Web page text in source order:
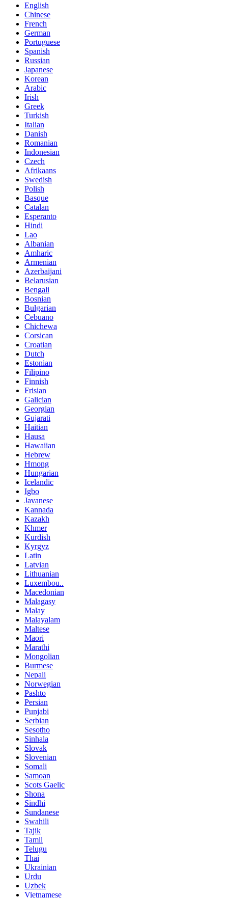
English
Chinese
French
German
Portuguese
Spanish
Russian
Japanese
Korean
Arabic
Irish
Greek
Turkish
Italian
Danish
Romanian
Indonesian
Czech
Afrikaans
Swedish
Polish
Basque
Catalan
Esperanto
Hindi
Lao
Albanian
Amharic
Armenian
Azerbaijani
Belarusian
Bengali
Bosnian
Bulgarian
Cebuano
Chichewa
Corsican
Croatian
Dutch
Estonian
Filipino
Finnish
Frisian
Galician
Georgian
Gujarati
Haitian
Hausa
Hawaiian
Hebrew
Hmong
Hungarian
Icelandic
Igbo
Javanese
Kannada
Kazakh
Khmer
Kurdish
Kyrgyz
Latin
Latvian
Lithuanian
Luxembou..
Macedonian
Malagasy
Malay
Malayalam
Maltese
Maori
Marathi
Mongolian
Burmese
Nepali
Norwegian
Pashto
Persian
Punjabi
Serbian
Sesotho
Sinhala
Slovak
Slovenian
Somali
Samoan
Scots Gaelic
Shona
Sindhi
Sundanese
Swahili
Tajik
Tamil
Telugu
Thai
Ukrainian
Urdu
Uzbek
Vietnamese